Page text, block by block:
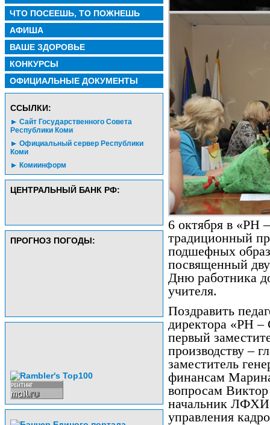
ЧТО ПОСЕЕШЬ, ТО ПОЖНЕШЬ
АФИША
ВАШЕ ЗДОРОВЬЕ
КОНКУРСЫ
ОФИЦИАЛЬНЫЕ ДОКУМЕНТЫ
CСЫЛКИ:
Сайт Государственного Совета
Республики Коми
Официальный сервер Республики
Коми
Комиинформ
ЦЕНТРАЛЬНЫЙ БАНК РФ:
ПРОГНОЗ ПОГОДЫ:
6 октября в «РН
традиционный
подшефных
посвященный
Дню работника
учителя.
Поздравить
директора «РН –
первый
производству –
заместитель
финансам
вопросам Виктор
начальник ЛФХИ
управления